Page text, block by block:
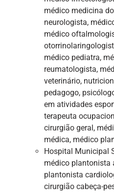
médico medicina
neurologista,
médico
médico pediatra,
reumatologista,
veterinário,
pedagogo,
em atividades
terapeuta
cirurgião geral,
médica, médico
Hospital Municipal
médico plantonista
plantonista
cirurgião cabeça-